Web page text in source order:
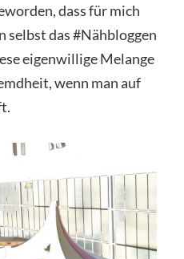
dass für mich
selbst das #Nähbloggen
eigenwillige Melange
wenn man auf